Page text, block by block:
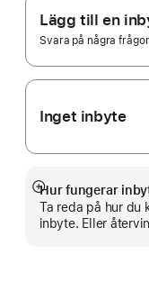
Trade In.
Lägg till en
Svara på några
Inget inbyte
Hur fungerar
Ta reda på hur du
inbyte. Eller
Visa
mer